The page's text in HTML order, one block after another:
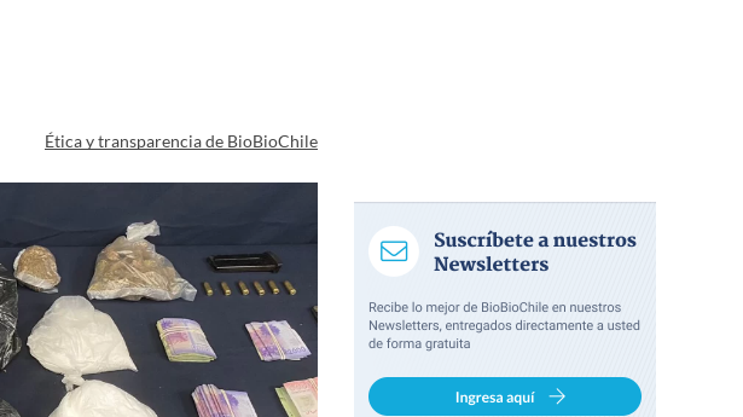
Ética y transparencia de BioBioChile